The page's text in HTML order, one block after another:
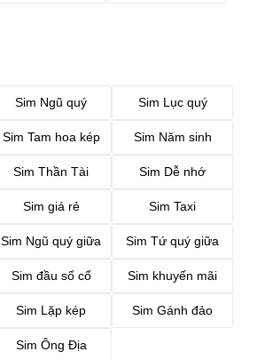
Sim Ngũ quý Sim Lục quý
Sim Tam hoa kép Sim Năm sinh
Sim Thần Tài Sim Dễ nhớ
Sim giá rẻ Sim Taxi
Sim Ngũ quý giữa Sim Tứ quý giữa
Sim đầu số cổ Sim khuyến mãi
Sim Lặp kép Sim Gánh đảo
Sim Ông Địa